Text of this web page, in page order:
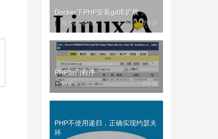
Docker下PHP安装gd库扩展
服务器与环境 7年前
PHP后门程序
PHP 6年前
PHP不使用递归，正确实现约瑟夫
环